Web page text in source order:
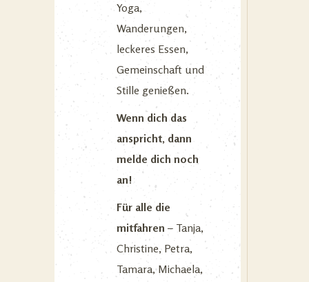
Yoga,
Wanderungen,
leckeres Essen,
Gemeinschaft und
Stille genießen.
Wenn dich das
anspricht, dann
melde dich noch
an!
Für alle die
mitfahren – Tanja,
Christine, Petra,
Tamara, Michaela,